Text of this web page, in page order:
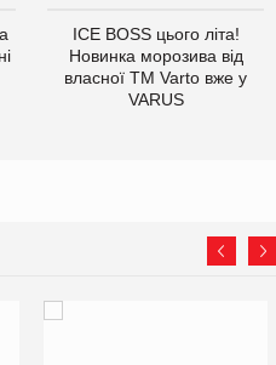
ICE BOSS цього літа!
Новинка морозива від
власної ТМ Varto вже у
VARUS